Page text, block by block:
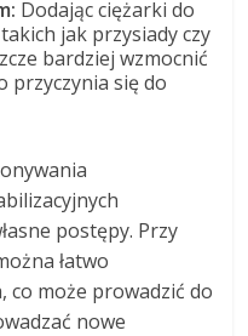
Dodając ciężarki do
jak przysiady czy
bardziej wzmocnić
przyczynia się do
postępy. Przy
łatwo
co może prowadzić do
nowe